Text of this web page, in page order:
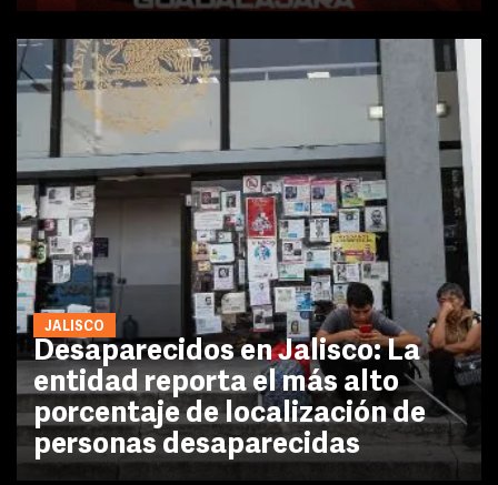
JALISCO
Desaparecidos en Jalisco: La
entidad reporta el más alto
porcentaje de localización de
personas desaparecidas